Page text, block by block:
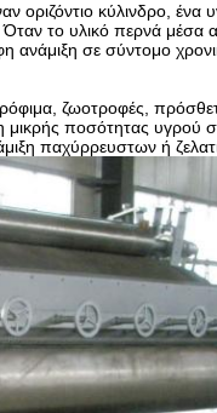
κύλινδρο, ένα
το υλικό περνά μέσα
ανάμιξη σε σύντομο
ζωοτροφές,
ποσότητας υγρού
παχύρρευστων ή